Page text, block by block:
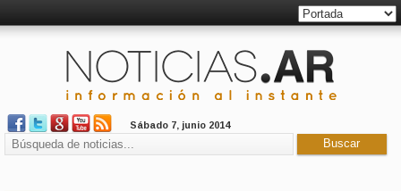
Sábado 7, junio 2014